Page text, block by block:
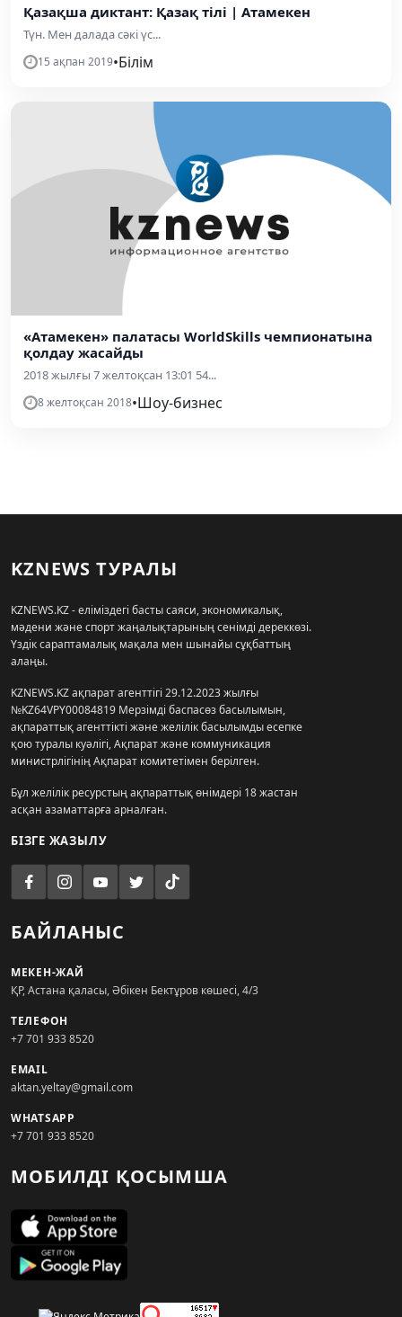
Қазақша диктант: Қазақ тілі | Атамекен
Түн. Мен далада сәкі үс...
15 ақпан 2019•Білім
«Атамекен» палатасы WorldSkills чемпионатына
қолдау жасайды
2018 жылғы 7 желтоқсан 13:01 54...
8 желтоқсан 2018•Шоу-бизнес
KZNEWS ТУРАЛЫ
KZNEWS.KZ - еліміздегі басты саяси, экономикалық,
мәдени және спорт жаңалықтарының сенімді дереккөзі.
Үздік сараптамалық мақала мен шынайы сұқбаттың
алаңы.
KZNEWS.KZ ақпарат агенттігі 29.12.2023 жылғы
№KZ64VPY00084819 Мерзімді баспасөз басылымын,
ақпараттық агенттікті және желілік басылымды есепке
қою туралы куәлігі, Ақпарат және коммуникация
министрлігінің Ақпарат комитетімен берілген.
Бұл желілік ресурстың ақпараттық өнімдері 18 жастан
асқан азаматтарға арналған.
БІЗГЕ ЖАЗЫЛУ
БАЙЛАНЫС
МЕКЕН-ЖАЙ
ҚР, Астана қаласы, Әбікен Бектұров көшесі, 4/3
ТЕЛЕФОН
+7 701 933 8520
EMAIL
aktan.yeltay@gmail.com
WHATSAPP
+7 701 933 8520
МОБИЛДІ ҚОСЫМША